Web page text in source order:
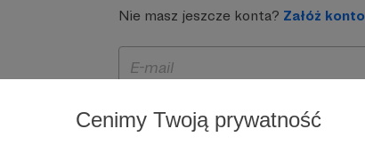
Cenimy Twoją prywatność
Nie masz jeszcze konta? Załóż konto